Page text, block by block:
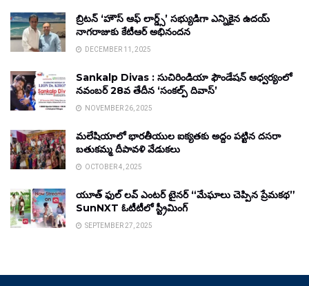
బ్రిటన్ ‘హౌస్ ఆఫ్ లార్డ్స్’ సభ్యుడిగా ఎన్నికైన ఉదయ్
నాగరాజుకు కేటీఆర్ అభినందన
DECEMBER 11, 2025
Sankalp Divas : సుచిరిండియా ఫౌండేషన్ ఆధ్వర్యంలో
నవంబర్ 28వ తేదీన ‘సంకల్ప్ దివాస్’
NOVEMBER 26, 2025
మలేషియాలో భారతీయుల ఐక్యతకు అద్దం పట్టిన దసరా
బతుకమ్మ దీపావళి వేడుకలు
OCTOBER 4, 2025
యూత్ ఫుల్ లవ్ ఎంటర్ టైనర్ “మేఘాలు చెప్పిన ప్రేమకథ”
SunNXT ఓటీటీలో స్ట్రీమింగ్
SEPTEMBER 27, 2025